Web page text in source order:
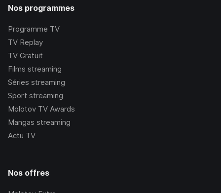
Nos programmes
Programme TV
TV Replay
TV Gratuit
Films streaming
Séries streaming
Sport streaming
Molotov TV Awards
Mangas streaming
Actu TV
Nos offres